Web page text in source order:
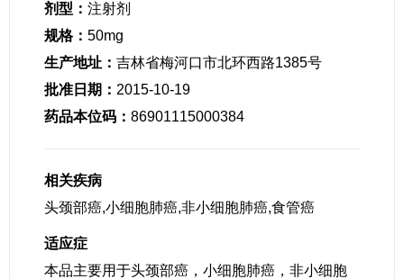
剂型： 注射剂
规格： 50mg
生产地址： 吉林省梅河口市北环西路1385号
批准日期： 2015-10-19
药品本位码： 86901115000384
相关疾病
头颈部癌,小细胞肺癌,非小细胞肺癌,食管癌
适应症
本品主要用于头颈部癌，小细胞肺癌，非小细胞